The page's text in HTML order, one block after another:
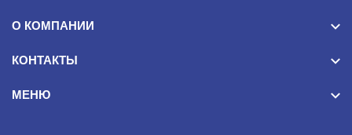
О КОМПАНИИ
КОНТАКТЫ
МЕНЮ